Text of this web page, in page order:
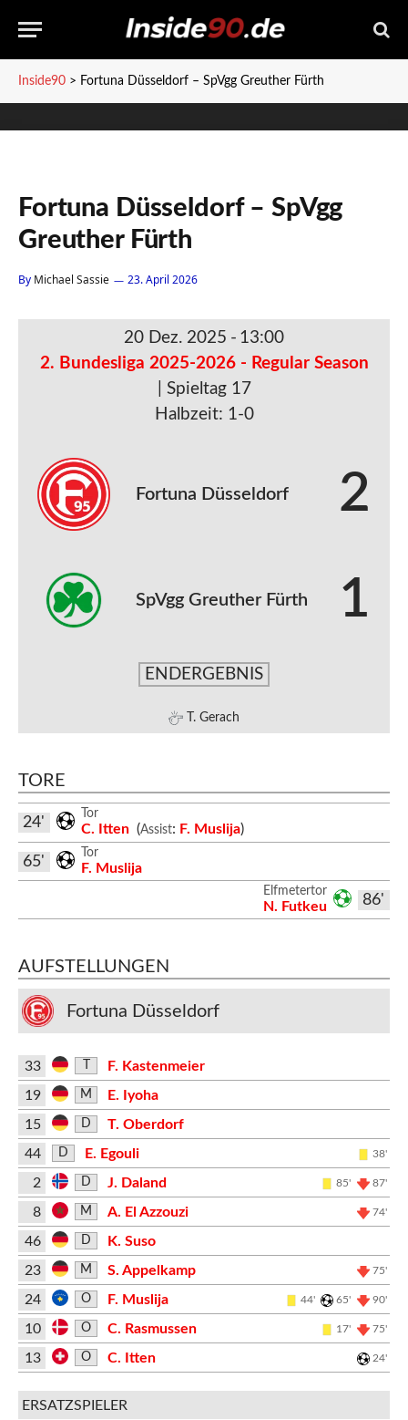
Inside90 > Fortuna Düsseldorf – SpVgg Greuther Fürth
Fortuna Düsseldorf – SpVgg
Greuther Fürth
By Michael Sassie 23. April 2026
20 Dez. 2025 - 13:00
2. Bundesliga 2025-2026 - Regular Season
| Spieltag 17
Halbzeit: 1-0
Fortuna Düsseldorf 2
SpVgg Greuther Fürth 1
ENDERGEBNIS
T. Gerach
TORE
Tor
C. Itten (Assist: F. Muslija)
24'
Tor
F. Muslija
65'
86'
Elfmetertor
N. Futkeu
AUFSTELLUNGEN
Fortuna Düsseldorf
33
F. Kastenmeier
19
M
E. Iyoha
15
D
T. Oberdorf
44
D E. Egouli 38'
2 D J. Daland 85' 87'
8 M A. El Azzouzi 74'
46 D
K. Suso
23
M S. Appelkamp 75'
24 O F. Muslija 44' 65' 90'
10 O C. Rasmussen 17' 75'
13 O C. Itten 24'
ERSATZSPIELER